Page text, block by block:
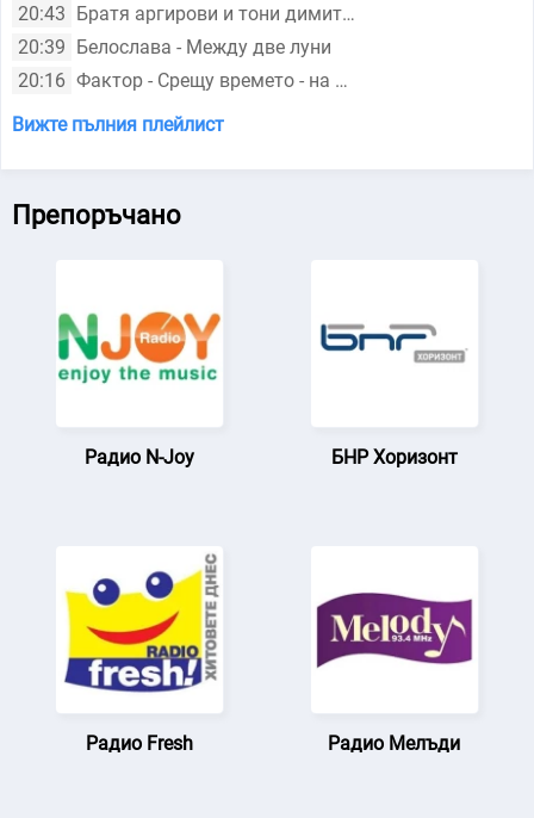
20:43 Братя аргирови и тони димитрова - Срещу вятъра
20:39 Белослава - Между две луни
20:16 Фактор - Срещу времето - на живо
Вижте пълния плейлист
Препоръчано
Радио N-Joy БНР Хоризонт
Радио Fresh Радио Мелъди